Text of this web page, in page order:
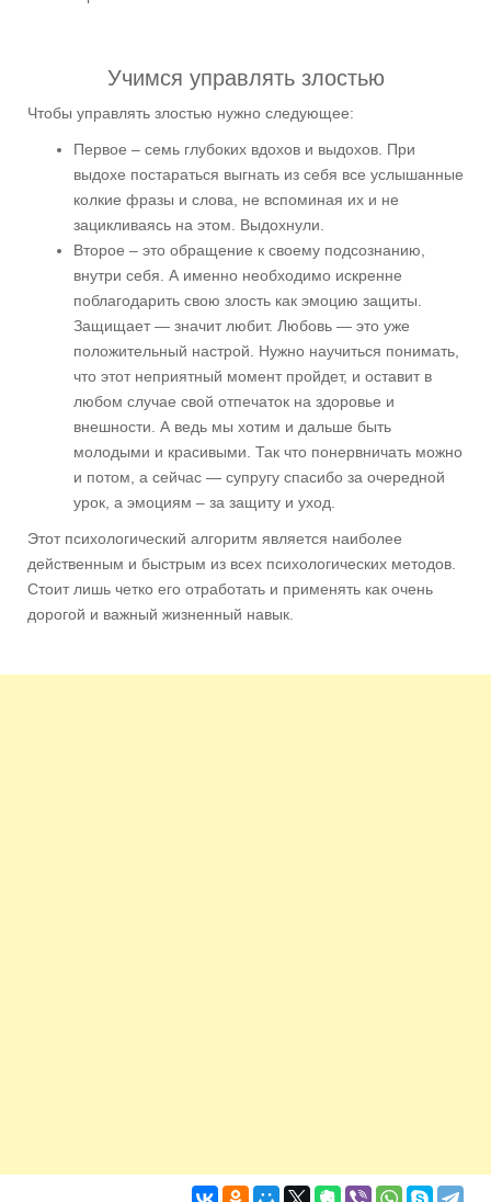
Учимся управлять злостью
Чтобы управлять злостью нужно следующее:
Первое – семь глубоких вдохов и выдохов. При
выдохе постараться выгнать из себя все услышанные
колкие фразы и слова, не вспоминая их и не
зацикливаясь на этом. Выдохнули.
Второе – это обращение к своему подсознанию,
внутри себя. А именно необходимо искренне
поблагодарить свою злость как эмоцию защиты.
Защищает — значит любит. Любовь — это уже
положительный настрой. Нужно научиться понимать,
что этот неприятный момент пройдет, и оставит в
любом случае свой отпечаток на здоровье и
внешности. А ведь мы хотим и дальше быть
молодыми и красивыми. Так что понервничать можно
и потом, а сейчас — супругу спасибо за очередной
урок, а эмоциям – за защиту и уход.
Этот психологический алгоритм является наиболее
действенным и быстрым из всех психологических методов.
Стоит лишь четко его отработать и применять как очень
дорогой и важный жизненный навык.